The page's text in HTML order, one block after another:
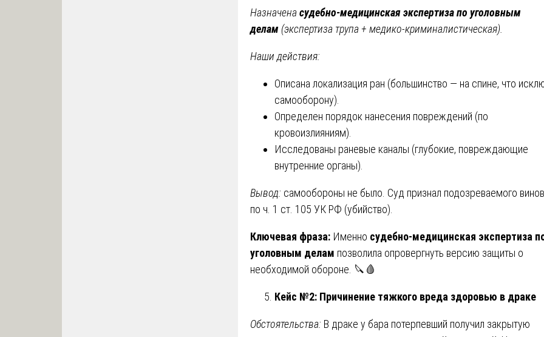
Назначенасудебно-медицинская экспертиза по уголовным
делам (экспертиза трупа + медико-криминалистическая).
Наши действия:
Описана локализация ран (большинство — на спине, что
самооборону).
Определен порядок нанесения повреждений (по
кровоизлияниям).
Исследованы раневые каналы (глубокие, повреждающие
внутренние органы).
Вывод: самообороны не было. Суд признал подозреваемого
по ч. 1 ст. 105 УК РФ (убийство).
Ключевая фраза: Именно судебно-медицинская экспертиза
уголовным делам позволила опровергнуть версию защиты о
необходимой обороне. 🔪🩸
Кейс №2: Причинение тяжкого вреда здоровью в драке
Обстоятельства: В драке у бара потерпевший получил закрытую